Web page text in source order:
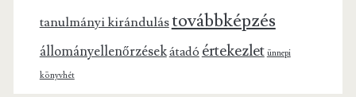
tanulmányi kirándulástovábbképzés
állományellenőrzésekátadóértekezlet ünnepi
könyvhét